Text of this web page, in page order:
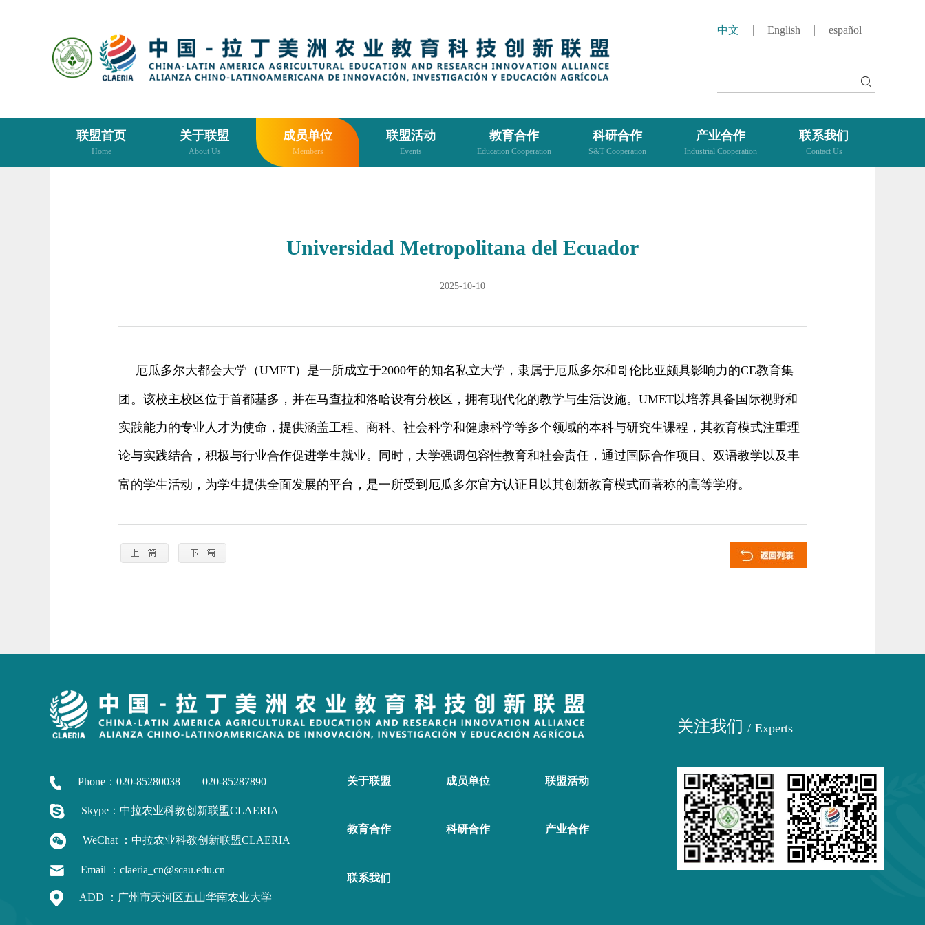
中文 English español
联盟首页
Home
关于联盟
About Us
成员单位
Members
联盟活动
Events
教育合作
Education Cooperation
科研合作
S&T Cooperation
产业合作
Industrial Cooperation
联系我们
Contact Us
Universidad Metropolitana del Ecuador
2025-10-10
厄瓜多尔大都会大学（UMET）是一所成立于2000年的知名私立大学，隶属于厄瓜多尔和哥伦比亚颇具影响力的CE教育集
团。该校主校区位于首都基多，并在马查拉和洛哈设有分校区，拥有现代化的教学与生活设施。UMET以培养具备国际视野和
实践能力的专业人才为使命，提供涵盖工程、商科、社会科学和健康科学等多个领域的本科与研究生课程，其教育模式注重理
论与实践结合，积极与行业合作促进学生就业。同时，大学强调包容性教育和社会责任，通过国际合作项目、双语教学以及丰
富的学生活动，为学生提供全面发展的平台，是一所受到厄瓜多尔官方认证且以其创新教育模式而著称的高等学府。
Phone：020-85280038 020-85287890
Skype：中拉农业科教创新联盟CLAERIA
WeChat ：中拉农业科教创新联盟CLAERIA
Email ：claeria_cn@scau.edu.cn
ADD ：广州市天河区五山华南农业大学
关于联盟 成员单位 联盟活动
教育合作 科研合作 产业合作
联系我们
关注我们 / Experts